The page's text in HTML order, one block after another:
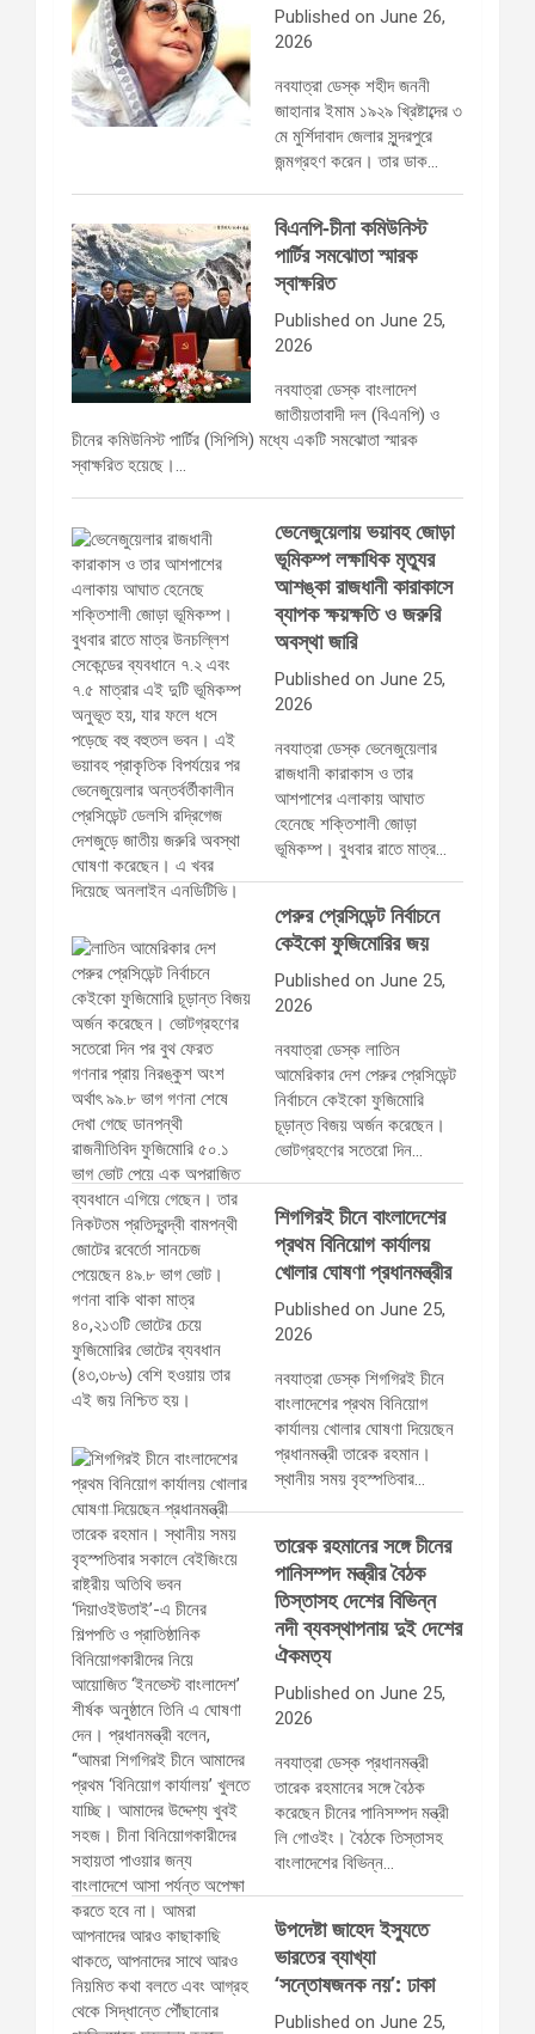
Published on June 26,
2026
নবযাত্রা ডেস্ক শহীদ জননী
জাহানার ইমাম ১৯২৯ খ্রিষ্টাব্দের ৩
মে মুর্শিদাবাদ জেলার সুন্দরপুরে
জন্মগ্রহণ করেন। তার ডাক…
বিএনপি-চীনা কমিউনিস্ট
পার্টির সমঝোতা স্মারক
স্বাক্ষরিত
Published on June 25,
2026
নবযাত্রা ডেস্ক বাংলাদেশ
জাতীয়তাবাদী দল (বিএনপি) ও
চীনের কমিউনিস্ট পার্টির (সিপিসি) মধ্যে একটি সমঝোতা স্মারক
স্বাক্ষরিত হয়েছে।…
ভেনেজুয়েলায় ভয়াবহ জোড়া
ভূমিকম্প লক্ষাধিক মৃত্যুর
আশঙ্কা রাজধানী কারাকাসে
ব্যাপক ক্ষয়ক্ষতি ও জরুরি
অবস্থা জারি
Published on June 25,
2026
নবযাত্রা ডেস্ক ভেনেজুয়েলার
রাজধানী কারাকাস ও তার
আশপাশের এলাকায় আঘাত
হেনেছে শক্তিশালী জোড়া
ভূমিকম্প। বুধবার রাতে মাত্র…
পেরুর প্রেসিডেন্ট নির্বাচনে
কেইকো ফুজিমোরির জয়
Published on June 25,
2026
নবযাত্রা ডেস্ক লাতিন
আমেরিকার দেশ পেরুর প্রেসিডেন্ট
নির্বাচনে কেইকো ফুজিমোরি
চূড়ান্ত বিজয় অর্জন করেছেন।
ভোটগ্রহণের সতেরো দিন…
শিগগিরই চীনে বাংলাদেশের
প্রথম বিনিয়োগ কার্যালয়
খোলার ঘোষণা প্রধানমন্ত্রীর
Published on June 25,
2026
নবযাত্রা ডেস্ক শিগগিরই চীনে
বাংলাদেশের প্রথম বিনিয়োগ
কার্যালয় খোলার ঘোষণা দিয়েছেন
প্রধানমন্ত্রী তারেক রহমান।
স্থানীয় সময় বৃহস্পতিবার…
তারেক রহমানের সঙ্গে চীনের
পানিসম্পদ মন্ত্রীর বৈঠক
তিস্তাসহ দেশের বিভিন্ন
নদী ব্যবস্থাপনায় দুই দেশের
ঐকমত্য
Published on June 25,
2026
নবযাত্রা ডেস্ক প্রধানমন্ত্রী
তারেক রহমানের সঙ্গে বৈঠক
করেছেন চীনের পানিসম্পদ মন্ত্রী
লি গোওইং। বৈঠকে তিস্তাসহ
বাংলাদেশের বিভিন্ন…
উপদেষ্টা জাহেদ ইস্যুতে
ভারতের ব্যাখ্যা
‘সন্তোষজনক নয়’: ঢাকা
Published on June 25,